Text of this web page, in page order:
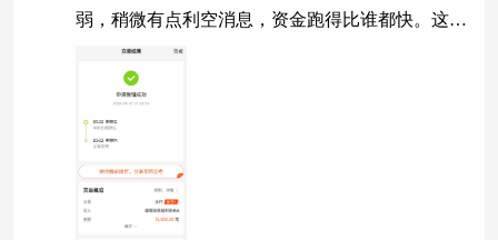
弱，稍微有点利空消息，资金跑得比谁都快。这背
后的原因是多方面的，全球经济环境复杂，导致大
家对未来的预期都比较保守，这种情绪传导到A
股，就是成交量上不去，反弹也走不远。对于咱们
普通投资者来说，这种行情里频繁操作权益基金很
容易吃面。这时候，固收+策略就显得很有必要
了。它不像纯股基那样大起大落，大部分资产买债
券，先求个